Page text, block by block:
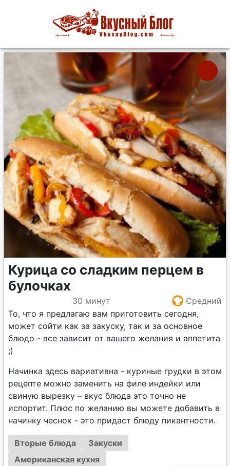
Курица со сладким перцем в
булочках
30 минут
Средний
То, что я предлагаю вам приготовить сегодня,
может сойти как за закуску, так и за основное
блюдо - все зависит от вашего желания и аппетита
;)
Начинка здесь вариативна - куриные грудки в этом
рецепте можно заменить на филе индейки или
свиную вырезку – вкус блюда это точно не
испортит. Плюс по желанию вы можете добавить в
начинку чеснок - это придаст блюду пикантности.
Вторые блюда
Закуски
Американская кухня